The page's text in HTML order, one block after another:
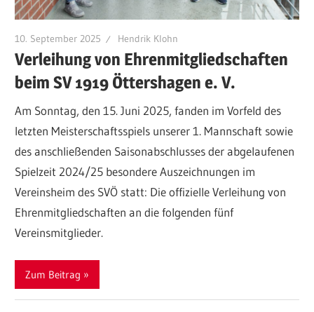
10. September 2025 Hendrik Klohn
Verleihung von Ehrenmitgliedschaften
beim SV 1919 Öttershagen e. V.
Am Sonntag, den 15. Juni 2025, fanden im Vorfeld des
letzten Meisterschaftsspiels unserer 1. Mannschaft sowie
des anschließenden Saisonabschlusses der abgelaufenen
Spielzeit 2024/25 besondere Auszeichnungen im
Vereinsheim des SVÖ statt: Die offizielle Verleihung von
Ehrenmitgliedschaften an die folgenden fünf
Vereinsmitglieder.
Zum Beitrag